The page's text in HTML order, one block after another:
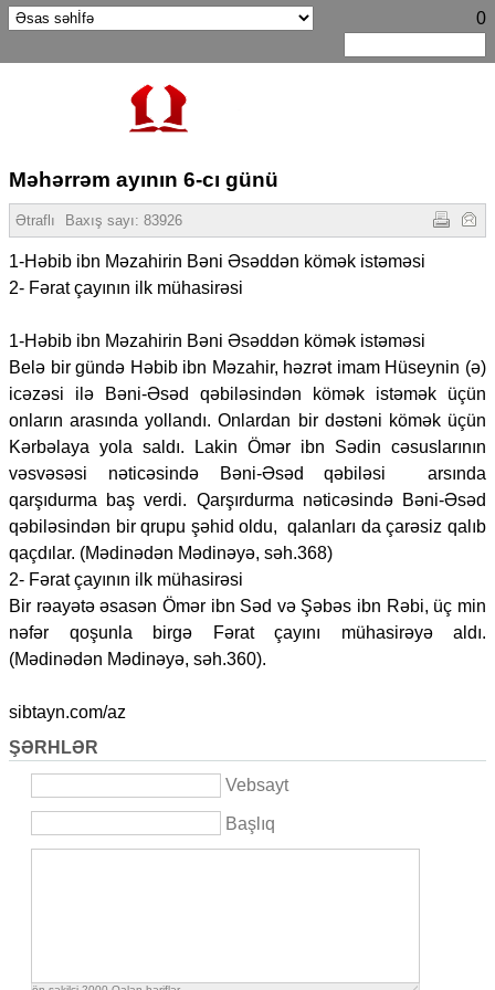
0
Məhərrəm ayının 6-cı günü
Ətraflı Baxış sayı: 83926
1-Həbib ibn Məzahirin Bəni Əsəddən kömək istəməsi
2- Fərat çayının ilk mühasirəsi
1-Həbib ibn Məzahirin Bəni Əsəddən kömək istəməsi
Belə bir gündə Həbib ibn Məzahir, həzrət imam Hüseynin (ə)
icəzəsi ilə Bəni-Əsəd qəbiləsindən kömək istəmək üçün
onların arasında yollandı. Onlardan bir dəstəni kömək üçün
Kərbəlaya yola saldı. Lakin Ömər ibn Sədin cəsuslarının
vəsvəsəsi nəticəsində Bəni-Əsəd qəbiləsi arsında
qarşıdurma baş verdi. Qarşırdurma nəticəsində Bəni-Əsəd
qəbiləsindən bir qrupu şəhid oldu, qalanları da çarəsiz qalıb
qaçdılar. (Mədinədən Mədinəyə, səh.368)
2- Fərat çayının ilk mühasirəsi
Bir rəayətə əsasən Ömər ibn Səd və Şəbəs ibn Rəbi, üç min
nəfər qoşunla birgə Fərat çayını mühasirəyə aldı.
(Mədinədən Mədinəyə, səh.360).
sibtayn.com/az
ŞƏRHLƏR
Vebsayt
Başlıq